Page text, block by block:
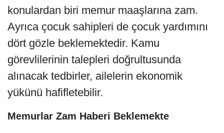
konulardan biri memur maaşlarına zam.
Ayrıca çocuk sahipleri de çocuk yardımını
dört gözle beklemektedir. Kamu
görevlilerinin talepleri doğrultusunda
alınacak tedbirler, ailelerin ekonomik
yükünü hafifletebilir.
Memurlar Zam Haberi Beklemekte